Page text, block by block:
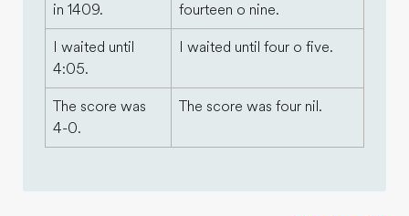
in 1409.
fourteen o nine.
I waited until
4:05.
I waited until four o five.
The score was
4-0.
The score was four nil.